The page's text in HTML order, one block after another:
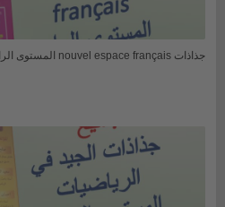
جذاذات nouvel espace français المستوى الرابع وفق المنهاج الجديد